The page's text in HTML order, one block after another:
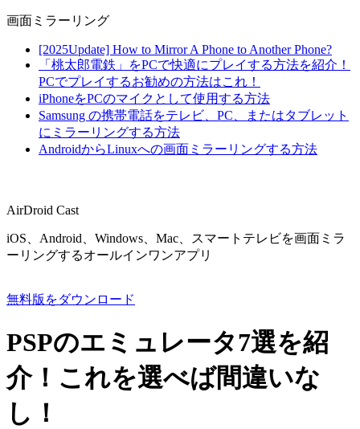
画面ミラーリング
[2025Update] How to Mirror A Phone to Another Phone?
「桃太郎電鉄」をPCで快適にプレイする方法を紹介！
PCでプレイするお勧めの方法はこれ！
iPhoneをPCのマイクとして使用する方法
Samsung の携帯電話をテレビ、PC、またはタブレット
にミラーリングする方法
AndroidからLinuxへの画面ミラーリングする方法
AirDroid Cast
iOS、Android、Windows、Mac、スマートテレビを画面ミラ
ーリングするオールインワンアプリ
無料版をダウンロード
PSPのエミュレータ7選を紹
介！これを選べば間違いな
し！